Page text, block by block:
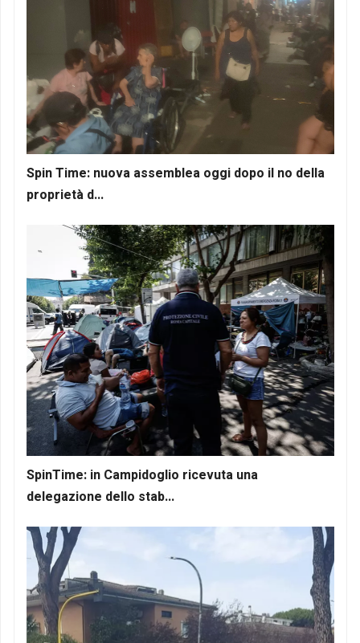
Spin Time: nuova assemblea oggi dopo il no della
proprietà d...
SpinTime: in Campidoglio ricevuta una
delegazione dello stab...